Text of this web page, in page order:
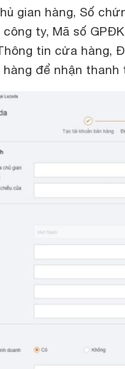
gian hàng, Số
công ty, Mã số
tin cửa hàng,
để nhận thanh